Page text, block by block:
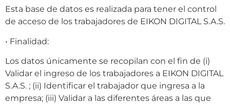
Esta base de datos es realizada para tener el control
de acceso de los trabajadores de EIKON DIGITAL S.A.S.
• Finalidad:
Los datos únicamente se recopilan con el fin de (i)
Validar el ingreso de los trabajadores a EIKON DIGITAL
S.A.S. ; (ii) Identificar el trabajador que ingresa a la
empresa; (iii) Validar a las diferentes áreas a las que